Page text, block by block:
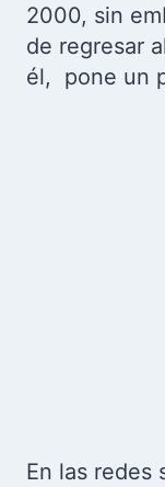
2000, sin
de regresar
él, pone un
En las redes